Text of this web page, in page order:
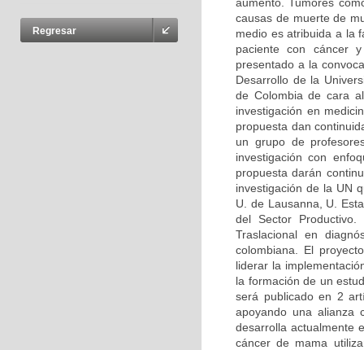
Regresar
causas de muerte de
medio es atribuida a la
paciente con cáncer
presentado a la
Desarrollo de la
de Colombia de cara
investigación en
propuesta dan
un grupo de
investigación con
propuesta darán
investigación de la UN
U. de Lausanna, U.
del Sector
Traslacional en
colombiana. El
liderar la
la formación de un
será publicado en 2
apoyando una alianza
desarrolla actualmente
cáncer de mama